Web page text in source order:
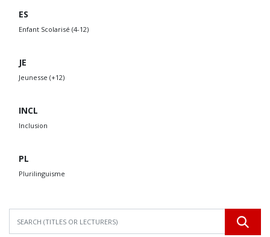
ES
Enfant Scolarisé (4-12)
JE
Jeunesse (+12)
INCL
Inclusion
PL
Plurilinguisme